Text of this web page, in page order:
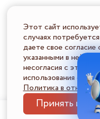
Этот сайт
случаях
даете свое
указанными в ней
несогласия с этими
использования сайта.
Политика в
Принять и